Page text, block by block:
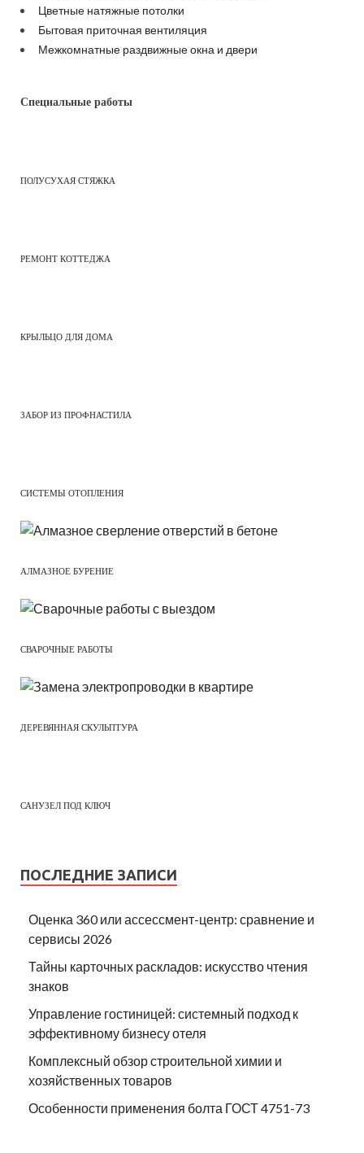
Цветные натяжные потолки
Бытовая приточная вентиляция
Межкомнатные раздвижные окна и двери
Специальные работы
ПОЛУСУХАЯ СТЯЖКА
РЕМОНТ КОТТЕДЖА
КРЫЛЬЦО ДЛЯ ДОМА
ЗАБОР ИЗ ПРОФНАСТИЛА
СИСТЕМЫ ОТОПЛЕНИЯ
АЛМАЗНОЕ БУРЕНИЕ
СВАРОЧНЫЕ РАБОТЫ
ДЕРЕВЯННАЯ СКУЛЬПТУРА
САНУЗЕЛ ПОД КЛЮЧ
ПОСЛЕДНИЕ ЗАПИСИ
Оценка 360 или ассессмент-центр: сравнение и
сервисы 2026
Тайны карточных раскладов: искусство чтения
знаков
Управление гостиницей: системный подход к
эффективному бизнесу отеля
Комплексный обзор строительной химии и
хозяйственных товаров
Особенности применения болта ГОСТ 4751-73